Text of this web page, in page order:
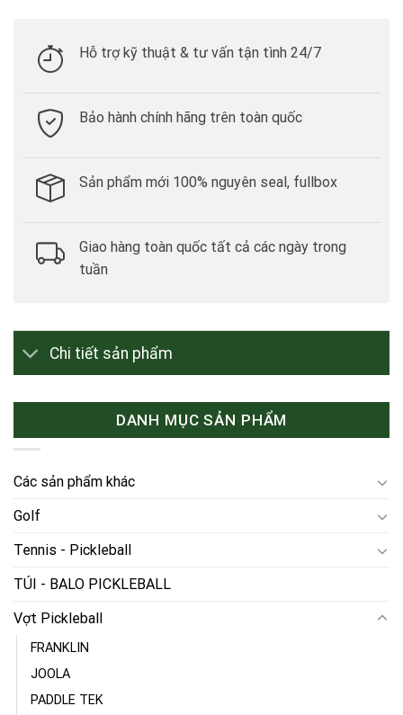
Hỗ trợ kỹ thuật & tư vấn tận tình 24/7
Bảo hành chính hãng trên toàn quốc
Sản phẩm mới 100% nguyên seal, fullbox
Giao hàng toàn quốc tất cả các ngày trong
tuần
Chi tiết sản phẩm
DANH MỤC SẢN PHẨM
Các sản phẩm khác
Golf
Tennis - Pickleball
TÚI - BALO PICKLEBALL
Vợt Pickleball
FRANKLIN
JOOLA
PADDLE TEK